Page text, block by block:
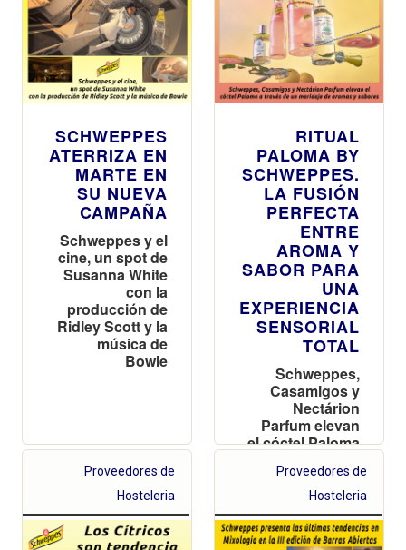
SCHWEPPES
ATERRIZA EN
MARTE EN
SU NUEVA
CAMPAÑA
Schweppes y el
cine, un spot de
Susanna White
con la
producción de
Ridley Scott y la
música de
Bowie
RITUAL
PALOMA BY
SCHWEPPES.
LA FUSIÓN
PERFECTA
ENTRE
AROMA Y
SABOR PARA
UNA
EXPERIENCIA
SENSORIAL
TOTAL
Schweppes,
Casamigos y
Nectárion
Parfum elevan
el cóctel Paloma
maridaje de
aromas y
sabores
Proveedores de
Hosteleria
Proveedores de
Hosteleria